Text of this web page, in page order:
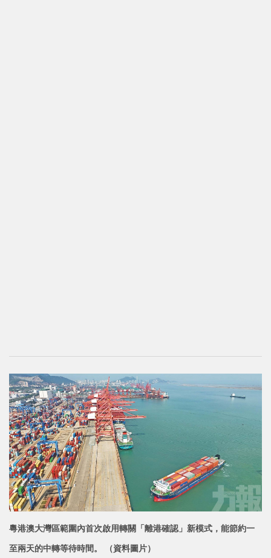
粵港澳大灣區範圍內首次啟用轉關「離港確認」新模式，能節約一
至兩天的中轉等待時間。 （資料圖片）